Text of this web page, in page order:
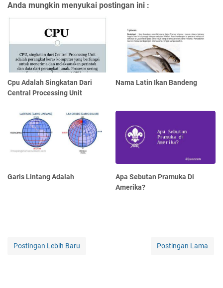
Anda mungkin menyukai postingan ini :
Cpu Adalah Singkatan Dari
Central Processing Unit
Nama Latin Ikan Bandeng
Garis Lintang Adalah
Apa Sebutan Pramuka Di
Amerika?
Postingan Lebih Baru Postingan Lama